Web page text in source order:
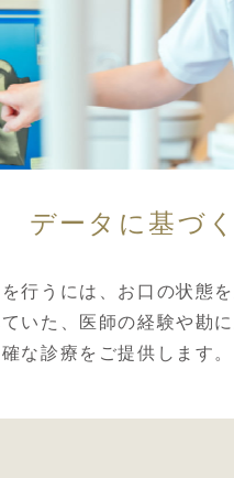
データに基づく
行うには、お口の状態
いた、医師の経験や勘
な診療をご提供します。